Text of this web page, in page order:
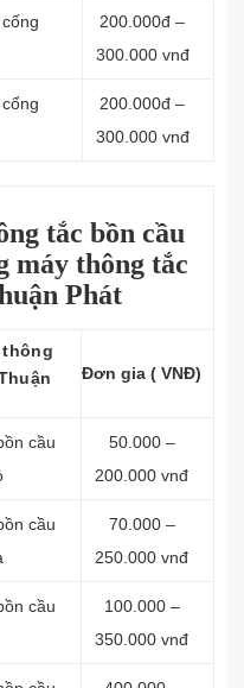
200.000đ –
300.000 vnđ
200.000đ –
300.000 vnđ
tắc bồn cầu
máy thông tắc
Phát
Đơn gia ( VNĐ)
cầu
50.000 –
200.000 vnđ
cầu
70.000 –
250.000 vnđ
cầu
100.000 –
350.000 vnđ